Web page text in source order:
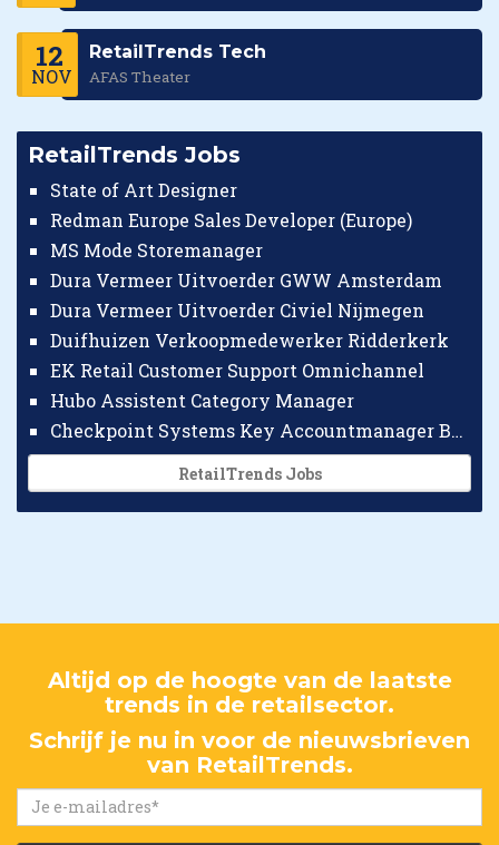
12
NOV
RetailTrends Tech
AFAS Theater
RetailTrends Jobs
State of Art Designer
Redman Europe Sales Developer (Europe)
MS Mode Storemanager
Dura Vermeer Uitvoerder GWW Amsterdam
Dura Vermeer Uitvoerder Civiel Nijmegen
Duifhuizen Verkoopmedewerker Ridderkerk
EK Retail Customer Support Omnichannel
Hubo Assistent Category Manager
Checkpoint Systems Key Accountmanager Benelux
RetailTrends Jobs
Altijd op de hoogte van de laatste
trends in de retailsector.
Schrijf je nu in voor de nieuwsbrieven
van RetailTrends.